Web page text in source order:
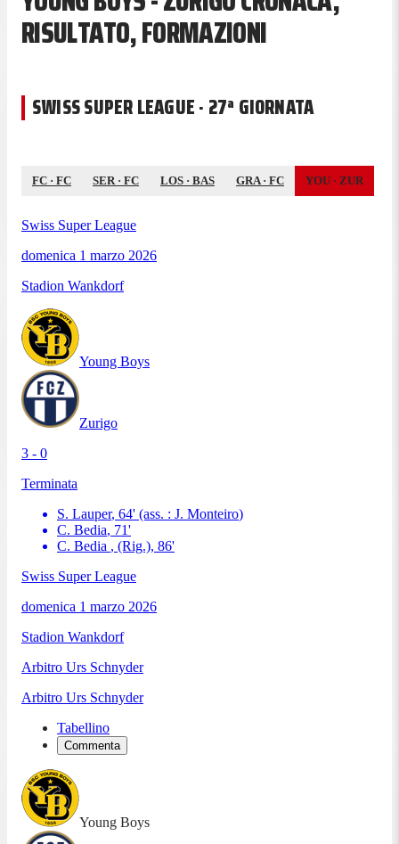
RISULTATO, FORMAZIONI
SWISS SUPER LEAGUE · 27ª GIORNATA
FC · FC SER· FC LOS · BAS GRA· FC YOU · ZUR
Swiss Super League
domenica 1 marzo 2026
Stadion Wankdorf
Young Boys
Zurigo
3 - 0
Terminata
S. Lauper, 64' (ass. : J. Monteiro)
C. Bedia, 71'
C. Bedia , (Rig.), 86'
Swiss Super League
domenica 1 marzo 2026
Stadion Wankdorf
Arbitro Urs Schnyder
Arbitro Urs Schnyder
Tabellino
Commenta
Young Boys